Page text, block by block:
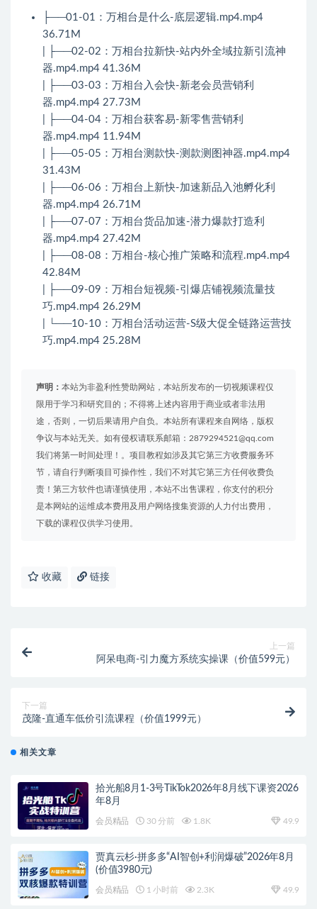
├──01-01：万相台是什么-底层逻辑.mp4.mp4
36.71M
| ├──02-02：万相台拉新快-站内外全域拉新引流神
器.mp4.mp4 41.36M
| ├──03-03：万相台入会快-新老会员营销利
器.mp4.mp4 27.73M
| ├──04-04：万相台获客易-新零售营销利
器.mp4.mp4 11.94M
| ├──05-05：万相台测款快-测款测图神器.mp4.mp4
31.43M
| ├──06-06：万相台上新快-加速新品入池孵化利
器.mp4.mp4 26.71M
| ├──07-07：万相台货品加速-潜力爆款打造利
器.mp4.mp4 27.42M
| ├──08-08：万相台-核心推广策略和流程.mp4.mp4
42.84M
| ├──09-09：万相台短视频-引爆店铺视频流量技
巧.mp4.mp4 26.29M
| └──10-10：万相台活动运营-S级大促全链路运营技
巧.mp4.mp4 25.28M
声明： 本站为非盈利性赞助网站，本站所发布的一切视频课程仅
限用于学习和研究目的；不得将上述内容用于商业或者非法用
途，否则，一切后果请用户自负。本站所有课程来自网络，版权
争议与本站无关。如有侵权请联系邮箱：2879294521@qq.com
我们将第一时间处理！。项目教程如涉及其它第三方收费服务环
节，请自行判断项目可操作性，我们不对其它第三方任何收费负
责！第三方软件也请谨慎使用，本站不出售课程，你支付的积分
是本网站的运维成本费用及用户网络搜集资源的人力付出费用，
下载的课程仅供学习使用。
收藏 链接
上一篇
阿呆电商-引力魔方系统实操课（价值599元）
下一篇
茂隆-直通车低价引流课程（价值1999元）
相关文章
拾光船8月1-3号TikTok2026年8月线下课资2026
年8月
会员精品 30 分前 1.8K 49.9
贾真云杉·拼多多“AI智创+利润爆破”2026年8月
(价值3980元)
会员精品 1 小时前 2.3K 49.9